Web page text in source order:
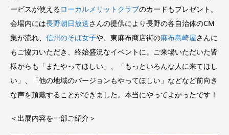
ービスが使えるローカルメリットクラブのカードもプレゼント。
会場内には長野朝日放送さんの提供により長野の各自治体のCM
集が流れ、 信州のそば女子や、東麻布商店街の麻布島崎屋さんに
もご協力いただき、終始盛況なイベントに。ご来場いただいた皆
様からも「またやってほしい」、「もっといろんな人に来てほし
い」、「他の地域のバージョンもやってほしい」などなど前向き
な声を頂戴することができました。本当にやってよかったです！
＜出展内容を一部ご紹介＞